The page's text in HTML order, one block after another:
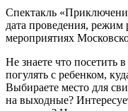
Спектакль
дата проведения,
мероприятиях
Не знаете что посетить
погулять с ребенком,
Выбираете место для
на выходные?